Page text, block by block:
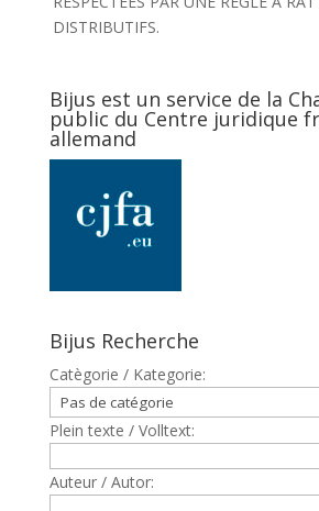
DISTRIBUTIFS.
Bijus est un service de la
public du Centre juridique
allemand
Bijus Recherche
Catègorie / Kategorie:
Plein texte / Volltext:
Auteur / Autor: